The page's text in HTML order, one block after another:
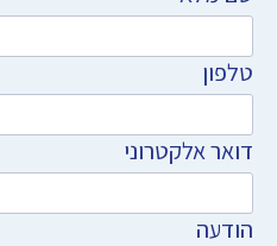
טלפון
דואר אלקטרוני
הודעה